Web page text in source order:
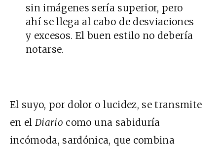
sin imágenes sería superior, pero
ahí se llega al cabo de desviaciones
y excesos. El buen estilo no debería
notarse.
El suyo, por dolor o lucidez, se transmite
en el Diario como una sabiduría
incómoda, sardónica, que combina